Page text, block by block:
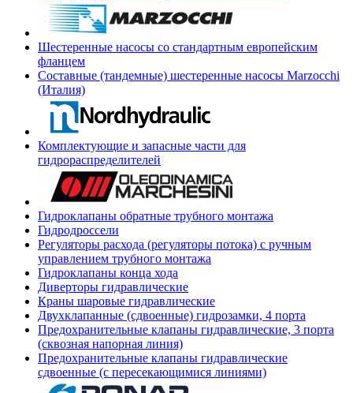
Шестеренные насосы со стандартным европейским
фланцем
Составные (тандемные) шестеренные насосы Marzocchi
(Италия)
Комплектующие и запасные части для
гидрораспределителей
Гидроклапаны обратные трубного монтажа
Гидродроссели
Регуляторы расхода (регуляторы потока) с ручным
управлением трубного монтажа
Гидроклапаны конца хода
Диверторы гидравлические
Краны шаровые гидравлические
Двухклапанные (сдвоенные) гидрозамки, 4 порта
Предохранительные клапаны гидравлические, 3 порта
(сквозная напорная линия)
Предохранительные клапаны гидравлические
сдвоенные (с пересекающимися линиями)